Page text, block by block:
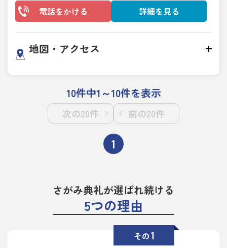
電話をかける 詳細を見る
地図・アクセス
10件中1～10件を表示
前の20件
1
次の20件
さがみ典礼が選ばれ続ける
5つの理由
その1